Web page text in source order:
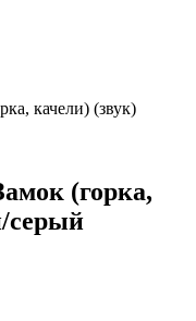
качели) (звук)
(горка,
серый